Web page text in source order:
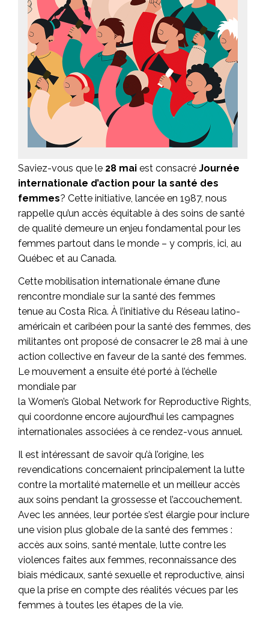
Saviez-vous que le 28 mai est consacré Journée
internationale d’action pour la santé des
femmes? Cette initiative, lancée en 1987, nous
rappelle qu’un accès équitable à des soins de santé
de qualité demeure un enjeu fondamental pour les
femmes partout dans le monde – y compris, ici, au
Québec et au Canada.
Cette mobilisation internationale émane d’une
rencontre mondiale sur la santé des femmes
tenue au Costa Rica. À l’initiative du Réseau latino-
américain et caribéen pour la santé des femmes, des
militantes ont proposé de consacrer le 28 mai à une
action collective en faveur de la santé des femmes.
Le mouvement a ensuite été porté à l’échelle
mondiale par
la Women’s Global Network for Reproductive Rights,
qui coordonne encore aujourd’hui les campagnes
internationales associées à ce rendez-vous annuel.
Il est intéressant de savoir qu’à l’origine, les
revendications concernaient principalement la lutte
contre la mortalité maternelle et un meilleur accès
aux soins pendant la grossesse et l’accouchement.
Avec les années, leur portée s’est élargie pour inclure
une vision plus globale de la santé des femmes :
accès aux soins, santé mentale, lutte contre les
violences faites aux femmes, reconnaissance des
biais médicaux, santé sexuelle et reproductive, ainsi
que la prise en compte des réalités vécues par les
femmes à toutes les étapes de la vie.